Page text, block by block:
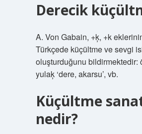
Derecik
A. Von Gabain, +ķ, +k
Türkçede küçültme ve sevgi
oluşturduğunu bildirmektedir:
yulaķ ‘dere, akarsu’, vb.
Küçültme
nedir?